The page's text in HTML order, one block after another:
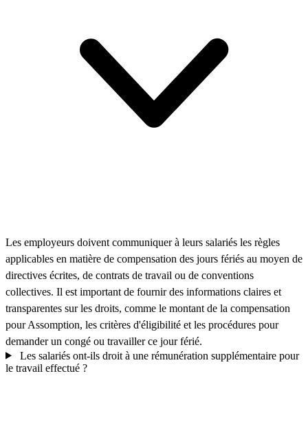
Les employeurs doivent communiquer à leurs salariés les règles
applicables en matière de compensation des jours fériés au moyen de
directives écrites, de contrats de travail ou de conventions
collectives. Il est important de fournir des informations claires et
transparentes sur les droits, comme le montant de la compensation
pour Assomption, les critères d'éligibilité et les procédures pour
demander un congé ou travailler ce jour férié.
Les salariés ont-ils droit à une rémunération supplémentaire pour
le travail effectué ?